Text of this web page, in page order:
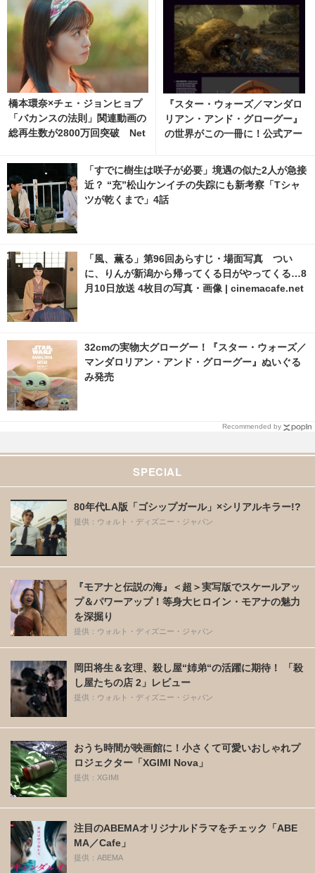
橋本環奈×チェ・ジョンヒョプ
「バカンスの法則」関連動画の
総再生数が2800万回突破 Net
像 | cinemacafe.net
『スター・ウォーズ／マンダロ
リアン・アンド・グローグー』
の世界がこの一冊に！公式アー
枚目の写真・画像 | cinemacaf
e.net
「すでに樹生は咲子が必要」境遇の似た2人が急接
近？ “充”松山ケンイチの失踪にも新考察「Tシャ
ツが乾くまで」4話
「風、薫る」第96回あらすじ・場面写真 つい
に、りんが新潟から帰ってくる日がやってくる…8
月10日放送 4枚目の写真・画像 | cinemacafe.net
32cmの実物大グローグー！『スター・ウォーズ／
マンダロリアン・アンド・グローグー』ぬいぐる
み発売
Recommended by
SPECIAL
80年代LA版「ゴシップガール」×シリアルキラー!?
提供：ウォルト・ディズニー・ジャパン
『モアナと伝説の海』＜超＞実写版でスケールアッ
プ＆パワーアップ！等身大ヒロイン・モアナの魅力
を深掘り
提供：ウォルト・ディズニー・ジャパン
岡田将生＆玄理、殺し屋“姉弟“の活躍に期待！ 「殺
し屋たちの店 2」レビュー
提供：ウォルト・ディズニー・ジャパン
おうち時間が映画館に！小さくて可愛いおしゃれプ
ロジェクター「XGIMI Nova」
提供：XGIMI
注目のABEMAオリジナルドラマをチェック「ABE
MA／Cafe」
提供：ABEMA